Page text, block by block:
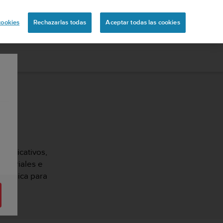
e
para
Rechazarlas todas Aceptar todas las cookies